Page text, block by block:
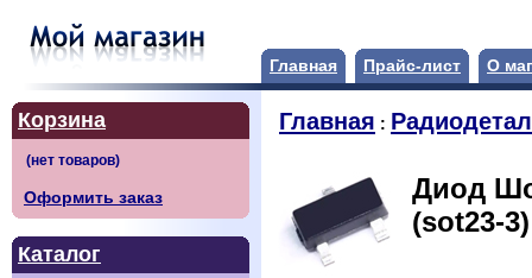
Главная Прайс-лист О
Корзина
Оформить заказ
Каталог
Главная :
Диод
(sot23-3)